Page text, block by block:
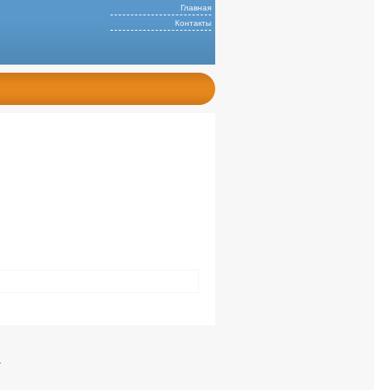
Главная
Контакты